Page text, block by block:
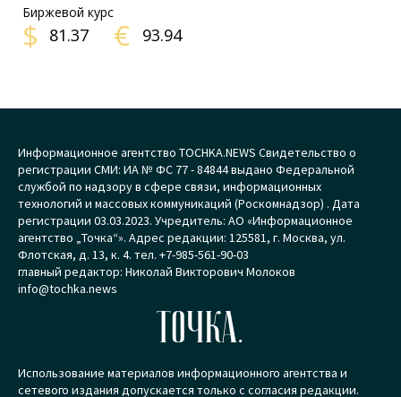
Биржевой курс
$ 81.37 € 93.94
Информационное агентство TOCHKA.NEWS Свидетельство о
регистрации СМИ: ИА № ФС 77 - 84844 выдано Федеральной
службой по надзору в сфере связи, информационных
технологий и массовых коммуникаций (Роскомнадзор) . Дата
регистрации 03.03.2023. Учредитель: АО «Информационное
агентство „Точка“». Адрес редакции: 125581, г. Москва, ул.
Флотская, д. 13, к. 4. тел. +7-985-561-90-03
главный редактор: Николай Викторович Молоков
info@tochka.news
ТОЧКА.
Использование материалов информационного агентства и
сетевого издания допускается только с согласия редакции.